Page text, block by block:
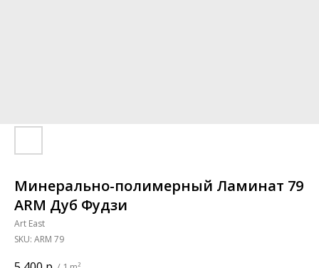
Минерально-полимерный Ламинат 79
ARM Дуб Фудзи
Art East
SKU: ARM 79